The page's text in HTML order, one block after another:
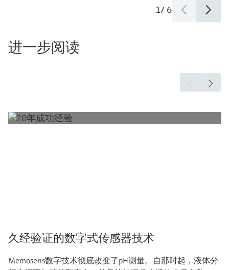
1/ 6
进一步阅读
久经验证的数字式传感器技术
Memosens数字技术彻底改变了pH测量。自那时起，液体分